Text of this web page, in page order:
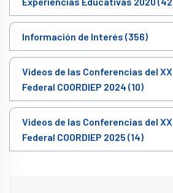
Información de Interés (356)
Videos de las Conferencias del
Federal COORDIEP 2024 (10)
Videos de las Conferencias del
Federal COORDIEP 2025 (14)